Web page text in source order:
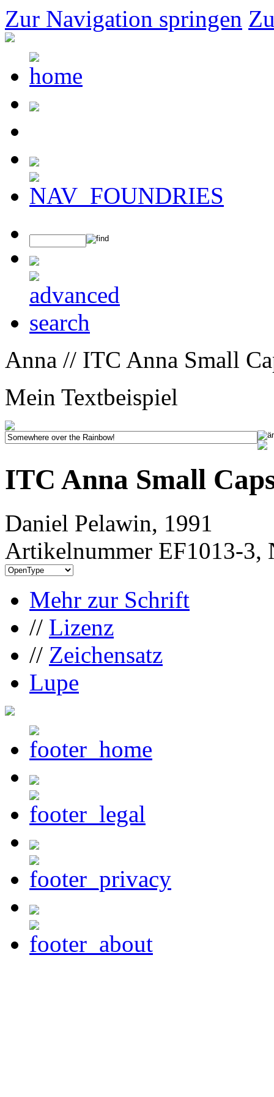
Zur Navigation springen
Anna // ITC Anna Small
Mein Textbeispiel
ITC Anna Small
Daniel Pelawin, 1991
Artikelnummer EF1013-3,
Mehr zur Schrift
// Lizenz
// Zeichensatz
Lupe